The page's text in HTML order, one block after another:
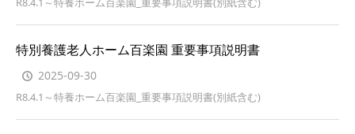
特別養護老人ホーム百楽園 重要事項説明書
2025-09-30
R8.4.1～特養ホーム百楽園_重要事項説明書(別紙含む)